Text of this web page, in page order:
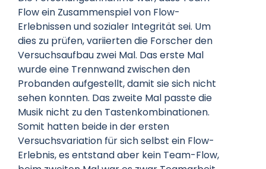
Flow ein Zusammenspiel von Flow-
Erlebnissen und sozialer Integrität sei. Um
dies zu prüfen, variierten die Forscher den
Versuchsaufbau zwei Mal. Das erste Mal
wurde eine Trennwand zwischen den
Probanden aufgestellt, damit sie sich nicht
sehen konnten. Das zweite Mal passte die
Musik nicht zu den Tastenkombinationen.
Somit hatten beide in der ersten
Versuchsvariation für sich selbst ein Flow-
Erlebnis, es entstand aber kein Team-Flow,